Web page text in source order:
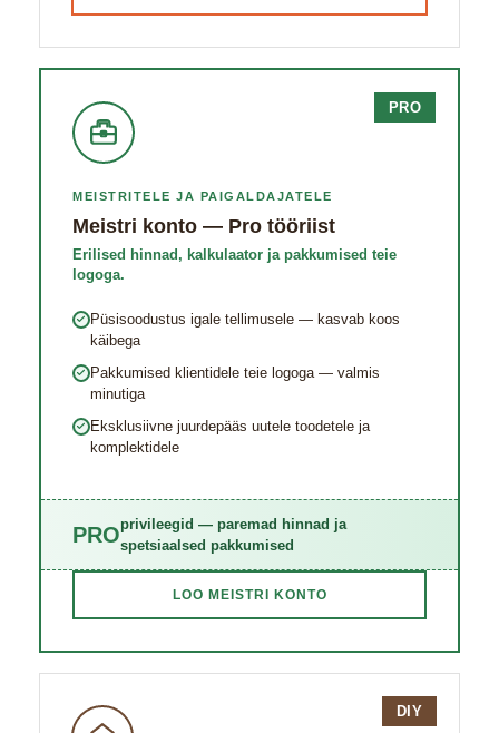
PRO
MEISTRITELE JA PAIGALDAJATELE
Meistri konto — Pro tööriist
Erilised hinnad, kalkulaator ja pakkumised teie
logoga.
Püsisoodustus igale tellimusele — kasvab koos
käibega
Pakkumised klientidele teie logoga — valmis
minutiga
Eksklusiivne juurde​pääs uutele toodetele ja
komplektidele
PROprivileegid — paremad hinnad ja
spetsiaalsed pakkumised
LOO MEISTRI KONTO
DIY